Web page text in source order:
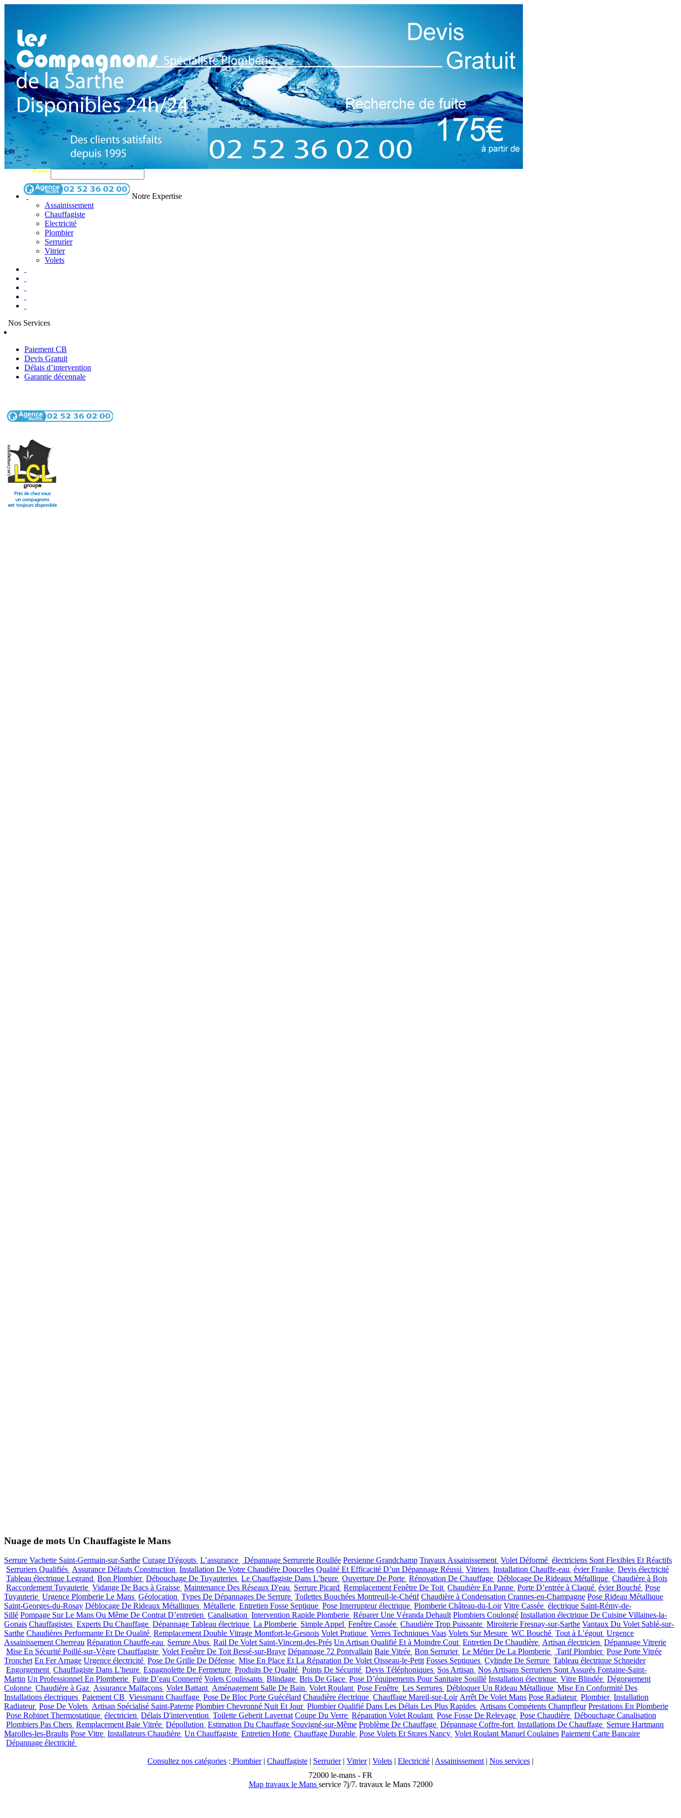
Notre Expertise
Assainissement
Chauffagiste
Electricité
Plombier
Serrurier
Vitrier
Volets
Nos Services
Paiement CB
Devis Gratuit
Délais d’intervention
Garantie décennale
Nuage de mots Un Chauffagiste le Mans
Serrure Vachette Saint-Germain-sur-Sarthe Curage D'égouts L’assurance Dépannage Serrurerie Roullée Persienne Grandchamp Travaux Assainissement Volet Déformé électriciens Sont Flexibles Et Réactifs
Serruriers Qualifiés Assurance Défauts Construction Installation De Votre Chaudière Doucelles Qualité Et Efficacité D’un Dépannage Réussi Vitriers Installation Chauffe-eau évier Franke Devis électricité
Tableau électrique Legrand Bon Plombier Débouchage De Tuyauteries Le Chauffagiste Dans L’heure Ouverture De Porte Rénovation De Chauffage Déblocage De Rideaux Métallique Chaudière à Bois
Raccordement Tuyauterie Vidange De Bacs à Graisse Maintenance Des Réseaux D'eau Serrure Picard Remplacement Fenêtre De Toit Chaudière En Panne Porte D’entrée à Claqué évier Bouché Pose
Tuyauterie Urgence Plomberie Le Mans Géolocation Types De Dépannages De Serrure Toilettes Bouchées Montreuil-le-Chétif Chaudière à Condensation Crannes-en-Champagne Pose Rideau Métallique
Saint-Georges-du-Rosay Déblocage De Rideaux Métalliques Métallerie Entretien Fosse Septique Pose Interrupteur électrique Plomberie Château-du-Loir Vitre Cassée électrique Saint-Rémy-de-
Sillé Pompage Sur Le Mans Ou Même De Contrat D’entretien Canalisation Intervention Rapide Plomberie Réparer Une Véranda Dehault Plombiers Coulongé Installation électrique De Cuisine Villaines-la-
Gonais Chauffagistes Experts Du Chauffage Dépannage Tableau électrique La Plomberie Simple Appel Fenêtre Cassée Chaudière Trop Puissante Miroiterie Fresnay-sur-Sarthe Vantaux Du Volet Sablé-sur-
Sarthe Chaudières Performante Et De Qualité Remplacement Double Vitrage Montfort-le-Gesnois Volet Pratique Verres Techniques Vaas Volets Sur Mesure WC Bouché Tout à L’égout Urgence
Assainissement Cherreau Réparation Chauffe-eau Serrure Abus Rail De Volet Saint-Vincent-des-Prés Un Artisan Qualifié Et à Moindre Cout Entretien De Chaudière Artisan électricien Dépannage Vitrerie
Mise En Sécurité Poillé-sur-Vègre Chauffagiste Volet Fenêtre De Toit Bessé-sur-Braye Dépannage 72 Pontvallain Baie Vitrée Bon Serrurier Le Métier De La Plomberie Tarif Plombier Pose Porte Vitrée
Tronchet En Fer Arnage Urgence électricité Pose De Grille De Défense Mise En Place Et La Réparation De Volet Oisseau-le-Petit Fosses Septiques Cylindre De Serrure Tableau électrique Schneider
Engorgement Chauffagiste Dans L’heure Espagnolette De Fermeture Produits De Qualité Points De Sécurité Devis Téléphoniques Sos Artisan Nos Artisans Serruriers Sont Assurés Fontaine-Saint-
Martin Un Professionnel En Plomberie Fuite D’eau Connerré Volets Coulissants Blindage Bris De Glace Pose D’équipements Pour Sanitaire Souillé Installation électrique Vitre Blindée Dégorgement
Colonne Chaudière à Gaz Assurance Malfaçons Volet Battant Aménagement Salle De Bain Volet Roulant Pose Fenêtre Les Serrures Débloquer Un Rideau Métallique Mise En Conformité Des
Installations électriques Paiement CB Viessmann Chauffage Pose De Bloc Porte Guécélard Chaudière électrique Chauffage Mareil-sur-Loir Arrêt De Volet Mans Pose Radiateur Plombier Installation
Radiateur Pose De Volets Artisan Spécialisé Saint-Paterne Plombier Chevronné Nuit Et Jour Plombier Qualifié Dans Les Délais Les Plus Rapides Artisans Compétents Champfleur Prestations En Plomberie
Pose Robinet Thermostatique électricien Délais D'intervention Toilette Geberit Lavernat Coupe Du Verre Réparation Volet Roulant Pose Fosse De Relevage Pose Chaudière Débouchage Canalisation
Plombiers Pas Chers Remplacement Baie Vitrée Dépollution Estimation Du Chauffage Souvigné-sur-Même Problème De Chauffage Dépannage Coffre-fort Installations De Chauffage Serrure Hartmann
Marolles-les-Braults Pose Vitre Installateurs Chaudière Un Chauffagiste Entretien Hotte Chauffage Durable Pose Volets Et Stores Nancy Volet Roulant Manuel Coulaines Paiement Carte Bancaire
Dépannage électricité
Consultez nos catégories : Plombier| Chauffagiste | Serrurier| Vitrier| Volets | Electricité | Assainissement| Nos services |
72000 le-mans - FR
Map travaux le Mans service 7j/7. travaux le Mans 72000